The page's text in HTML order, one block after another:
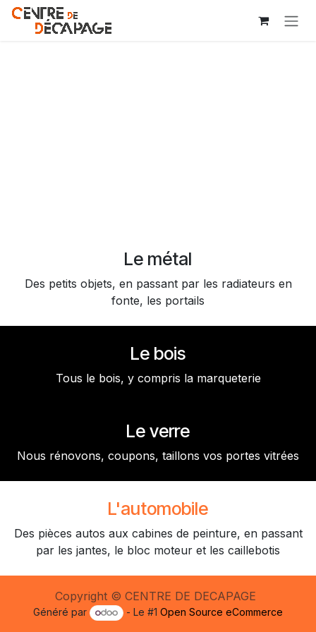
Se rendre au contenu
Le métal
Des petits objets, en passant par les radiateurs en
fonte, les portails
Le bois
Tous le bois, y compris la marqueterie
Le verre
Nous rénovons, coupons, taillons vos portes vitrées
L'automobile
Des pièces autos aux cabines de peinture, en passant
par les jantes, le bloc moteur et les caillebotis
Copyright © CENTRE DE DECAPAGE
Généré par - Le #1Open Source eCommerce